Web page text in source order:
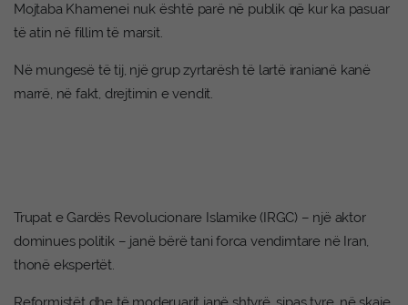
Mojtaba Khamenei nuk është parë në publik që kur ka pasuar
të atin në fillim të marsit.
Në mungesë të tij, një grup zyrtarësh të lartë iranianë kanë
marrë, në fakt, drejtimin e vendit.
Trupat e Gardës Revolucionare Islamike (IRGC) – një aktor
dominues politik – janë bërë tani forca vendimtare në Iran,
thonë ekspertët.